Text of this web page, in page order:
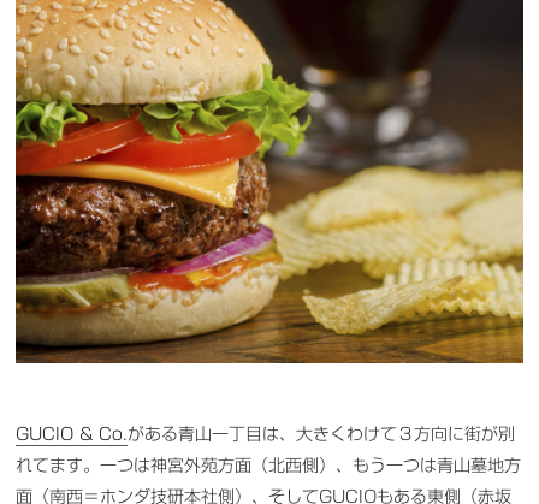
GUCIO & Co.がある青山一丁目は、大きくわけて３方向に街が別
れてます。一つは神宮外苑方面（北西側）、もう一つは青山墓地方
面（南西＝ホンダ技研本社側）、そしてGUCIOもある東側（赤坂